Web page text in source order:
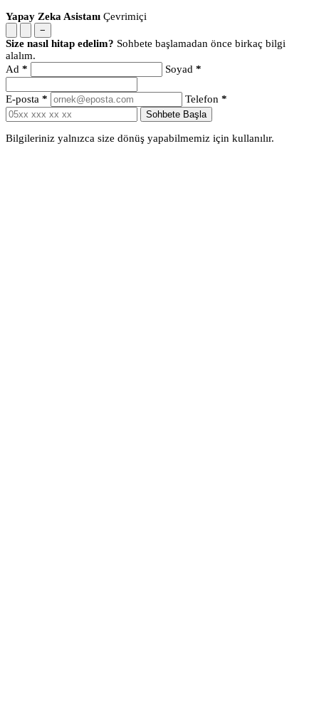
Yapay Zeka Asistanı Çevrimiçi
−
Size nasıl hitap edelim? Sohbete başlamadan önce birkaç bilgi
alalım.
Ad * Soyad *
E-posta * Telefon *
Sohbete Başla
Bilgileriniz yalnızca size dönüş yapabilmemiz için kullanılır.